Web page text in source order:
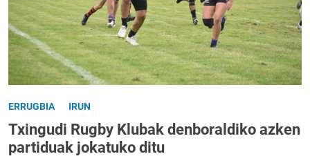
ERRUGBIA IRUN
Txingudi Rugby Klubak denboraldiko azken
partiduak jokatuko ditu